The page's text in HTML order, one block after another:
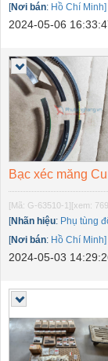
[Nơi bán: Hồ Chí Minh]
2024-05-06
Bạc xéc măng
[Mã: G-63510-1][xem:
[Nhãn hiệu: Phụ tùng
[Nơi bán: Hồ Chí Minh]
2024-05-03